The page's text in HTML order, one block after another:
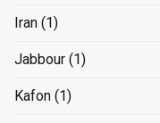
Iran (1)
Jabbour (1)
Kafon (1)